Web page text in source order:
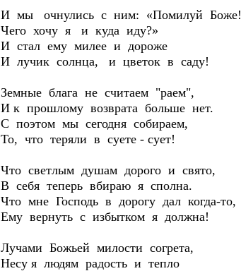
И мы очнулись с ним: «Помилуй Боже!
Чего хочу я и куда иду?»
И стал ему милее и дороже
И лучик солнца, и цветок в саду!
Земные блага не считаем "раем",
И к прошлому возврата больше нет.
С поэтом мы сегодня собираем,
То, что теряли в суете - сует!
Что светлым душам дорого и свято,
В себя теперь вбираю я сполна.
Что мне Господь в дорогу дал когда-то,
Ему вернуть с избытком я должна!
Лучами Божьей милости согрета,
Несу я людям радость и тепло